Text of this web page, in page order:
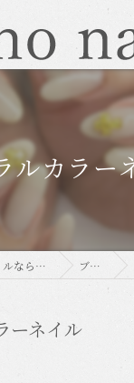
ルカラー
大阪府大阪市のネイルならLino nail ブログ
ーネイル